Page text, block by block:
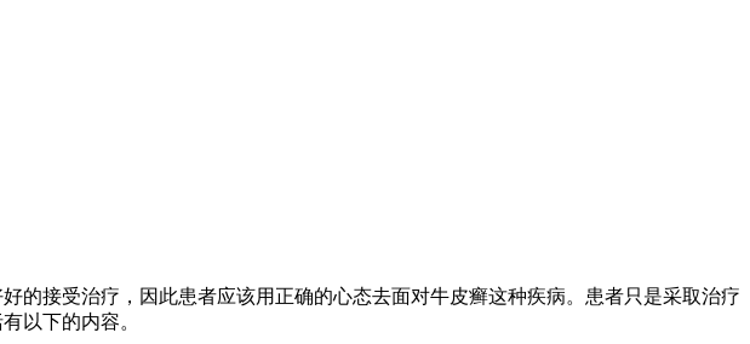
接受治疗，因此患者应该用正确的心态去面对牛皮癣这种疾病。患者只是采取治疗
以下的内容。